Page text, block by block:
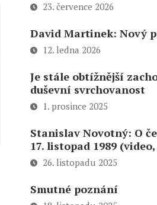
23. července 2026
David Martinek: Nový
12. ledna 2026
Je stále obtížnější
duševní svrchovanost
1. prosince 2025
Stanislav Novotný: O
17. listopad 1989
26. listopadu 2025
Smutné poznání